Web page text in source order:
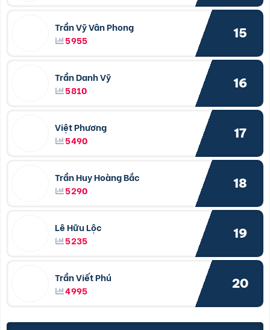
Trần Vỹ Vân Phong
5955
15
Trần Danh Vỹ
5810
16
Việt Phương
5490
17
Trần Huy Hoàng Bắc
5290
18
Lê Hữu Lộc
5235
19
Trần Viết Phú
4995
20